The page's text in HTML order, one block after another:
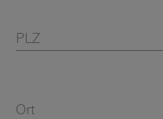
PLZ
Ort